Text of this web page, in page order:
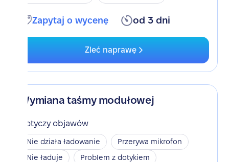
Zapytaj o wycenę od 3 dni
Zleć naprawę
Wymiana taśmy modułowej
Dotyczy objawów
Nie działa ładowanie
Przerywa mikrofon
Nie ładuje
Problem z dotykiem